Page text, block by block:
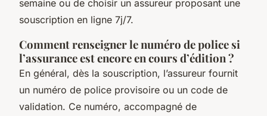
semaine ou de choisir un assureur proposant une
souscription en ligne 7j/7.
Comment renseigner le numéro de police si
l’assurance est encore en cours d’édition ?
En général, dès la souscription, l’assureur fournit
un numéro de police provisoire ou un code de
validation. Ce numéro, accompagné de